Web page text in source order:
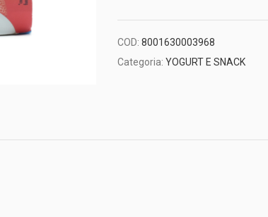
3,79€.
COD: 8001630003968
Categoria: YOGURT E SNACK